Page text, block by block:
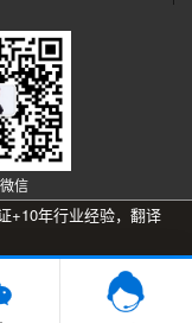
信
+10年行业经验，翻译